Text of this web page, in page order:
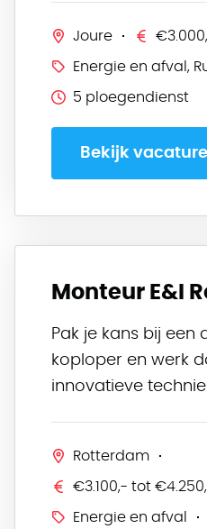
Joure
Energie en afval,
5 ploegendienst
Bekijk vacature
Monteur E&I
Pak je kans bij een
koploper en werk
innovatieve
Rotterdam
€3.100,- tot
Energie en afval